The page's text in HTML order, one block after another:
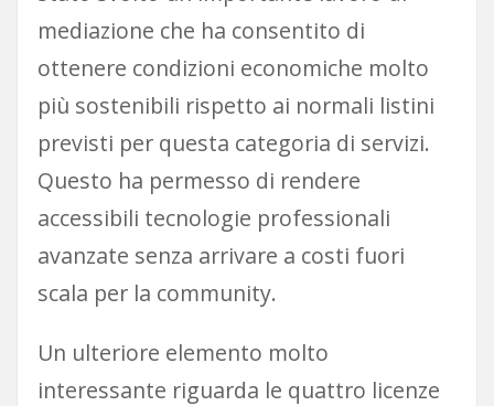
mediazione che ha consentito di
ottenere condizioni economiche molto
più sostenibili rispetto ai normali listini
previsti per questa categoria di servizi.
Questo ha permesso di rendere
accessibili tecnologie professionali
avanzate senza arrivare a costi fuori
scala per la community.
Un ulteriore elemento molto
interessante riguarda le quattro licenze